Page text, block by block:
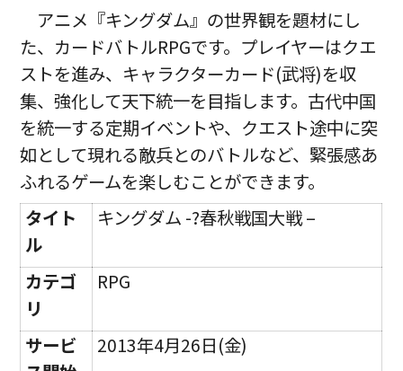
アニメ『キングダム』の世界観を題材にし
た、カードバトルRPGです。プレイヤーはクエ
ストを進み、キャラクターカード(武将)を収
集、強化して天下統一を目指します。古代中国
を統一する定期イベントや、クエスト途中に突
如として現れる敵兵とのバトルなど、緊張感あ
ふれるゲームを楽しむことができます。
タイト
ル
キングダム -?春秋戦国大戦 –
カテゴ
リ
RPG
サービ
2013年4月26日(金)